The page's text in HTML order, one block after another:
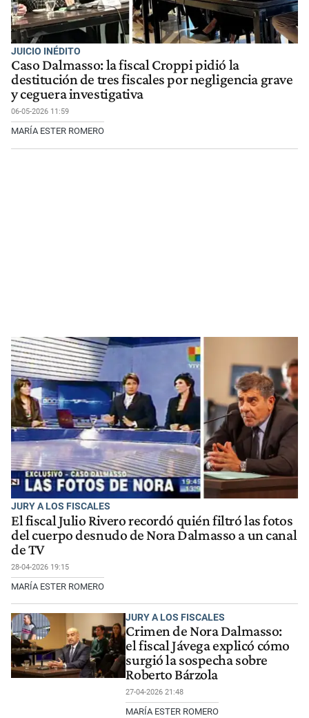
JUICIO INÉDITO
Caso Dalmasso: la fiscal Croppi pidió la
destitución de tres fiscales por negligencia grave
y ceguera investigativa
06-05-2026 11:59
MARÍA ESTER ROMERO
JURY A LOS FISCALES
El fiscal Julio Rivero recordó quién filtró las fotos
del cuerpo desnudo de Nora Dalmasso a un canal
de TV
28-04-2026 19:15
MARÍA ESTER ROMERO
JURY A LOS FISCALES
Crimen de Nora Dalmasso:
el fiscal Jávega explicó cómo
surgió la sospecha sobre
Roberto Bárzola
27-04-2026 21:48
MARÍA ESTER ROMERO